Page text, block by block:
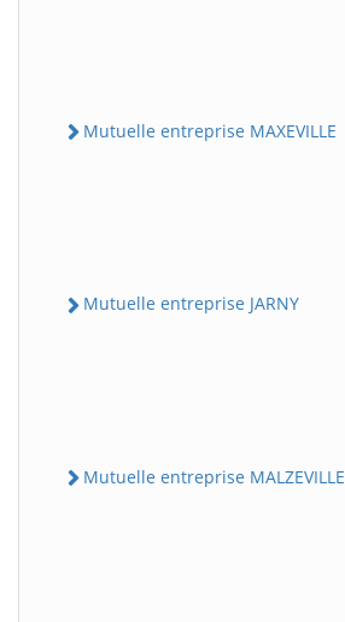
Mutuelle entreprise MAXEVILLE
Mutuelle entreprise JARNY
Mutuelle entreprise MALZEVILLE